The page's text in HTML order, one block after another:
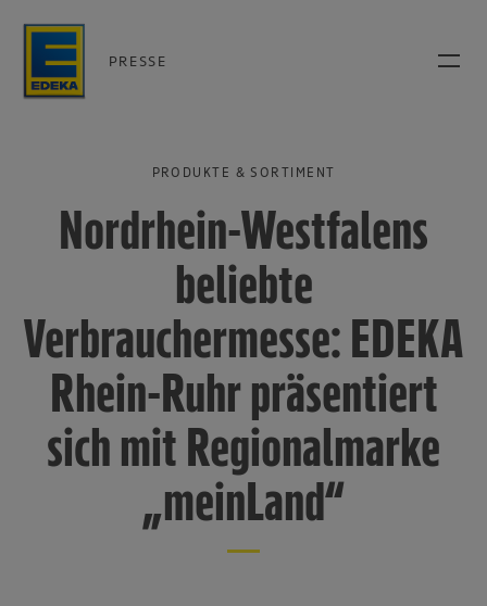
PRESSE
PRODUKTE & SORTIMENT
Nordrhein-Westfalens
beliebte
Verbrauchermesse: EDEKA
Rhein-Ruhr präsentiert
sich mit Regionalmarke
„meinLand“